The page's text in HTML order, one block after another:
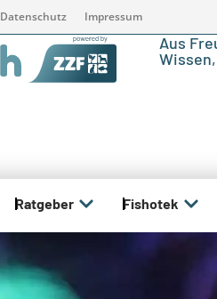
Datenschutz Impressum
Aus
Ratgeber Fishotek